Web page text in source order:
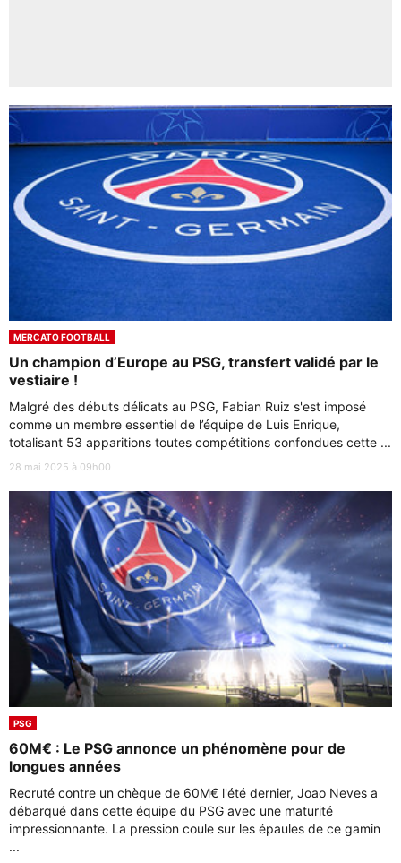
MERCATO FOOTBALL
Un champion d’Europe au PSG, transfert validé par le
vestiaire !
Malgré des débuts délicats au PSG, Fabian Ruiz s'est imposé
comme un membre essentiel de l’équipe de Luis Enrique,
totalisant 53 apparitions toutes compétitions confondues cette ...
28 mai 2025 à 09h00
PSG
60M€ : Le PSG annonce un phénomène pour de
longues années
Recruté contre un chèque de 60M€ l'été dernier, Joao Neves a
débarqué dans cette équipe du PSG avec une maturité
impressionnante. La pression coule sur les épaules de ce gamin
...